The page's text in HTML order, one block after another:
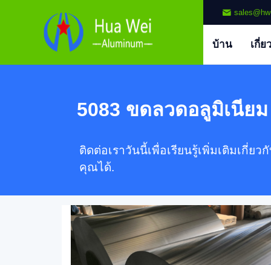
บ้าน เกี่ย
5083 ขดลวดอลูมิเนียม
ติดต่อเราวันนี้เพื่อเรียนรู้เพิ่มเติมเกี่ย
คุณได้.